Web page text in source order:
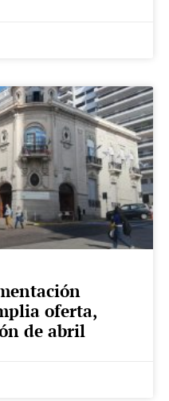
oferta,
de abril